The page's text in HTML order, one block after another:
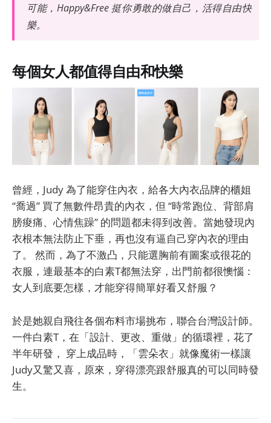
可能，Happy&Free 挺你勇敢的做自己，活得自由快
樂。
每個女人都值得自由和快樂
曾經，Judy 為了能穿住內衣，給各大內衣品牌的櫃姐
“喬過” 買了無數件昂貴的內衣，但 “時常跑位、背部肩
膀痠痛、心情焦躁” 的問題都未得到改善。當她發現內
衣根本無法防止下垂，再也沒有逼自己穿內衣的理由
了。 然而，為了不激凸，只能選胸前有圖案或很花的
衣服，連最基本的白素T都無法穿，出門前都很懊惱：
女人到底要怎樣，才能穿得簡單好看又舒服？
於是她親自飛往各個布料市場挑布，聯合台灣設計師。
一件白素T，在「設計、更改、重做」的循環裡，花了
半年研發， 穿上成品時，「雲朵衣」就像魔術一樣讓
Judy又驚又喜，原來，穿得漂亮跟舒服真的可以同時發
生。